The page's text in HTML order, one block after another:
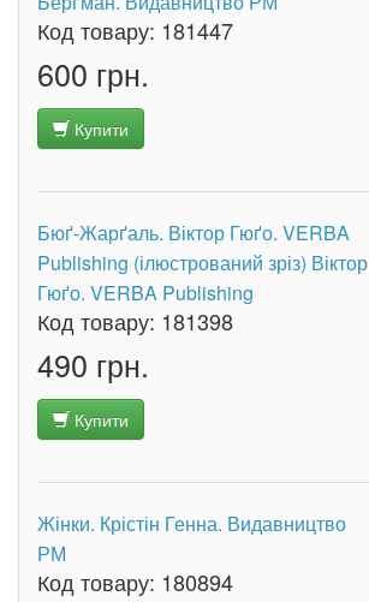
Код товару: 181447
600 грн.
Купити
Бюґ-Жарґаль. Віктор Гюґо. VERBA
Publishing (ілюстрований зріз) Віктор
Гюґо. VERBA Publishing
Код товару: 181398
490 грн.
Купити
Жінки. Крістін Генна. Видавництво
РМ
Код товару: 180894